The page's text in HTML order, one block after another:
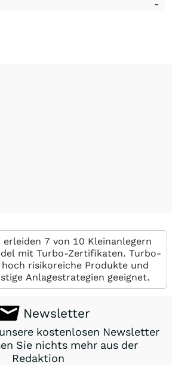
-
7 von 10 Kleinanlegern
mit Turbo-Zertifikaten. Turbo-
risikoreiche Produkte und
Anlagestrategien geeignet.
Newsletter
kostenlosen Newsletter
Sie nichts mehr aus der
Redaktion